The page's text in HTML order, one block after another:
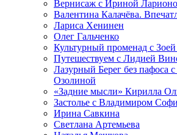
Вернисаж с Ириной
Валентина Калачёва.
Лариса Хенинен
Олег Гальченко
Культурный променад с
Путешествуем с Лидией
Лазурный Берег без пафоса
Озолиной
«Задние мысли» Кирилла
Застолье с Владимиром
Ирина Савкина
Светлана Артемьева